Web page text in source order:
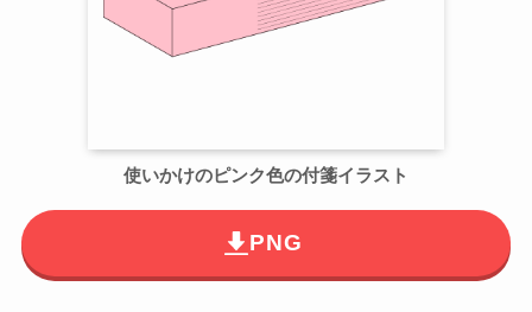
使いかけのピンク色の付箋イラスト
PNG